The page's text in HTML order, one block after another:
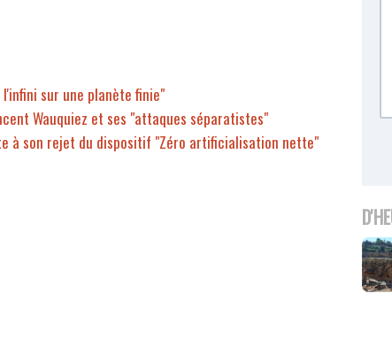
sur une planète finie"
Wauquiez et ses "attaques séparatistes"
à son rejet du dispositif "Zéro artificialisation nette"